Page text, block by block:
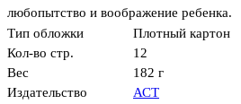
любопытство и воображение ребенка.
Тип обложки
Плотный картон
Кол-во стр.
12
Вес
182 г
Издательство
АСТ